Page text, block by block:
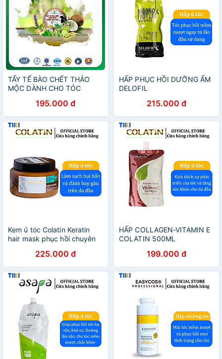
TẨY TẾ BÀO CHẾT THẢO
MỘC DÀNH CHO TÓC
195.000 đ
HẤP PHỤC HỒI DƯỠNG ẨM
DELOFIL
215.000 đ
Kem ủ tóc Colatin Keratin
hair mask phục hồi chuyên
225.000 đ
HẤP COLLAGEN-VITAMIN E
COLATIN 500ML
199.000 đ